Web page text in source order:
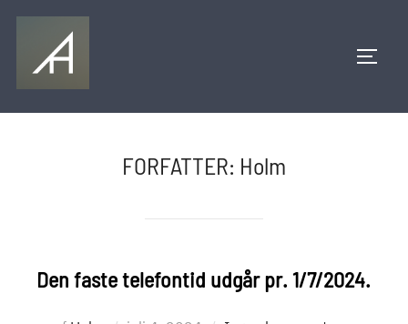
Videre
indhold
FORFATTER: Holm
Den faste telefontid udgår pr. 1/7/2024.